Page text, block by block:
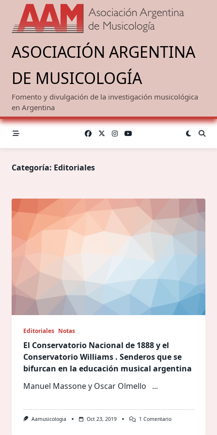
contenido
ASOCIACIÓN ARGENTINA
DE MUSICOLOGÍA
Fomento y divulgación de la investigación musicológica
en Argentina
Categoría: Editoriales
Editoriales Notas
El Conservatorio Nacional de 1888 y el
Conservatorio Williams . Senderos que se
bifurcan en la educación musical argentina
Manuel Massone y Oscar Olmello
...
Aamusicologia Oct 23, 2019 1 ComentarioEn